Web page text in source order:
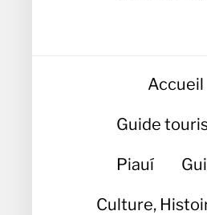
Accueil
Guide
Piauí
Culture,